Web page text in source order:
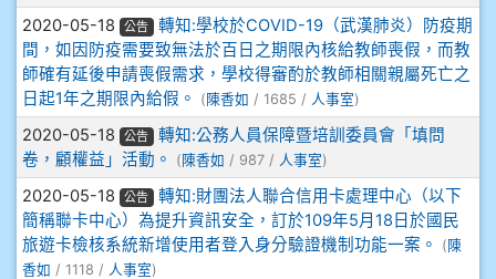
910謝尚橙
910呂芃澔
910溫婕伶
911王祉傑
911張 婷
2020-05-18 公告
轉知:學校於COVID-19（武漢肺炎）防疫期
間，如因防疫需要致無法於百日之期限內核給教師喪假，而教
師確有延後申請喪假需求，學校得審酌於教師相關親屬死亡之
日起1年之期限內給假。
(陳香如 / 1685 / 人事室)
2020-05-18 公告
轉知:公務人員保障暨培訓委員會「填問
卷，顧權益」活動。
( 陳香如 / 987 / 人事室)
2020-05-18 公告
轉知:財團法人聯合信用卡處理中心（以下
簡稱聯卡中心）為提升資訊安全，訂於109年5月18日於國民
旅遊卡檢核系統新增使用者登入身分驗證機制功能一案。
(陳
香如 / 1118 / 人事室)